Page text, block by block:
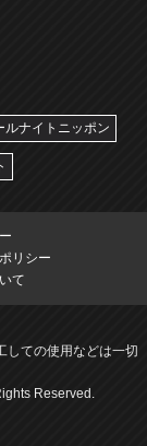
ルナイトニッポン
リシー
て
しての使用などは一切
Reserved.